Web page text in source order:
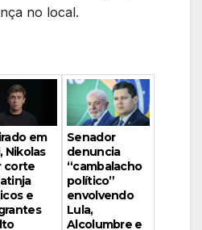
no local.
em
Nikolas
corte
e
Senador
denuncia
“cambalacho
político”
envolvendo
Lula,
Alcolumbre e